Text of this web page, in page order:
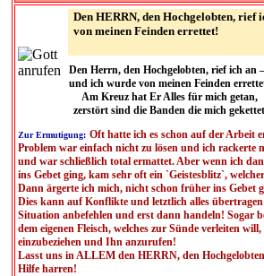
Den HERRN, den Hochgelobten,
von meinen Feinden errettet!
Den Herrn, den Hochgelobten, rief ich an
und ich wurde von meinen Feinden
Am Kreuz hat Er Alles für mich getan,
zerstört sind die Banden die mich gekettet
Zur Ermutigung: Oft hatte ich es schon auf der Arbeit
Problem war einfach nicht zu lösen und ich rackerte
und war schließlich total ermattet. Aber wenn ich
ins Gebet ging, kam sehr oft ein `Geistesblitz`,
Dann ärgerte ich mich, nicht schon früher ins Gebet
Dies kann auf Konflikte und letztlich alles
Situation anbefehlen und erst dann handeln! Sogar
dem eigenen Fleisch, welches zur Sünde verleiten will,
einzubeziehen und Ihn anzurufen!
Lasst uns in ALLEM den HERRN, den
Hilfe harren!